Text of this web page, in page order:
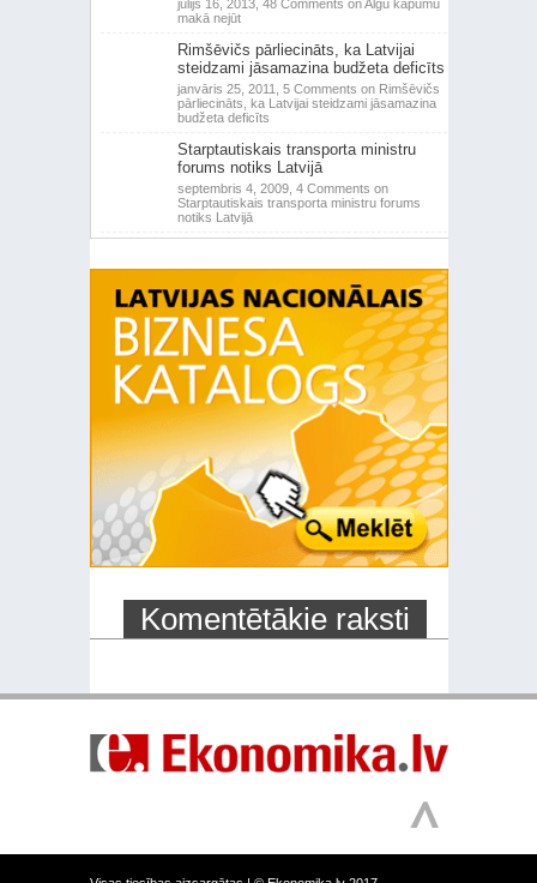
jūlijs 16, 2013, 48 Comments on Algu kāpumu
makā nejūt
Rimšēvičs pārliecināts, ka Latvijai
steidzami jāsamazina budžeta deficīts
janvāris 25, 2011, 5 Comments on Rimšēvičs
pārliecināts, ka Latvijai steidzami jāsamazina
budžeta deficīts
Starptautiskais transporta ministru
forums notiks Latvijā
septembris 4, 2009, 4 Comments on
Starptautiskais transporta ministru forums
notiks Latvijā
Komentētākie raksti